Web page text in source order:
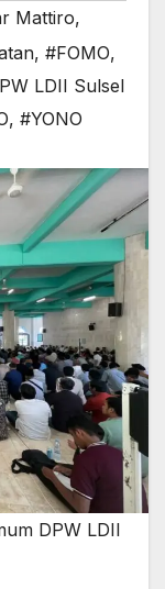
Mattiro,
, #FOMO,
LDII Sulsel
, #YONO
DPW LDII